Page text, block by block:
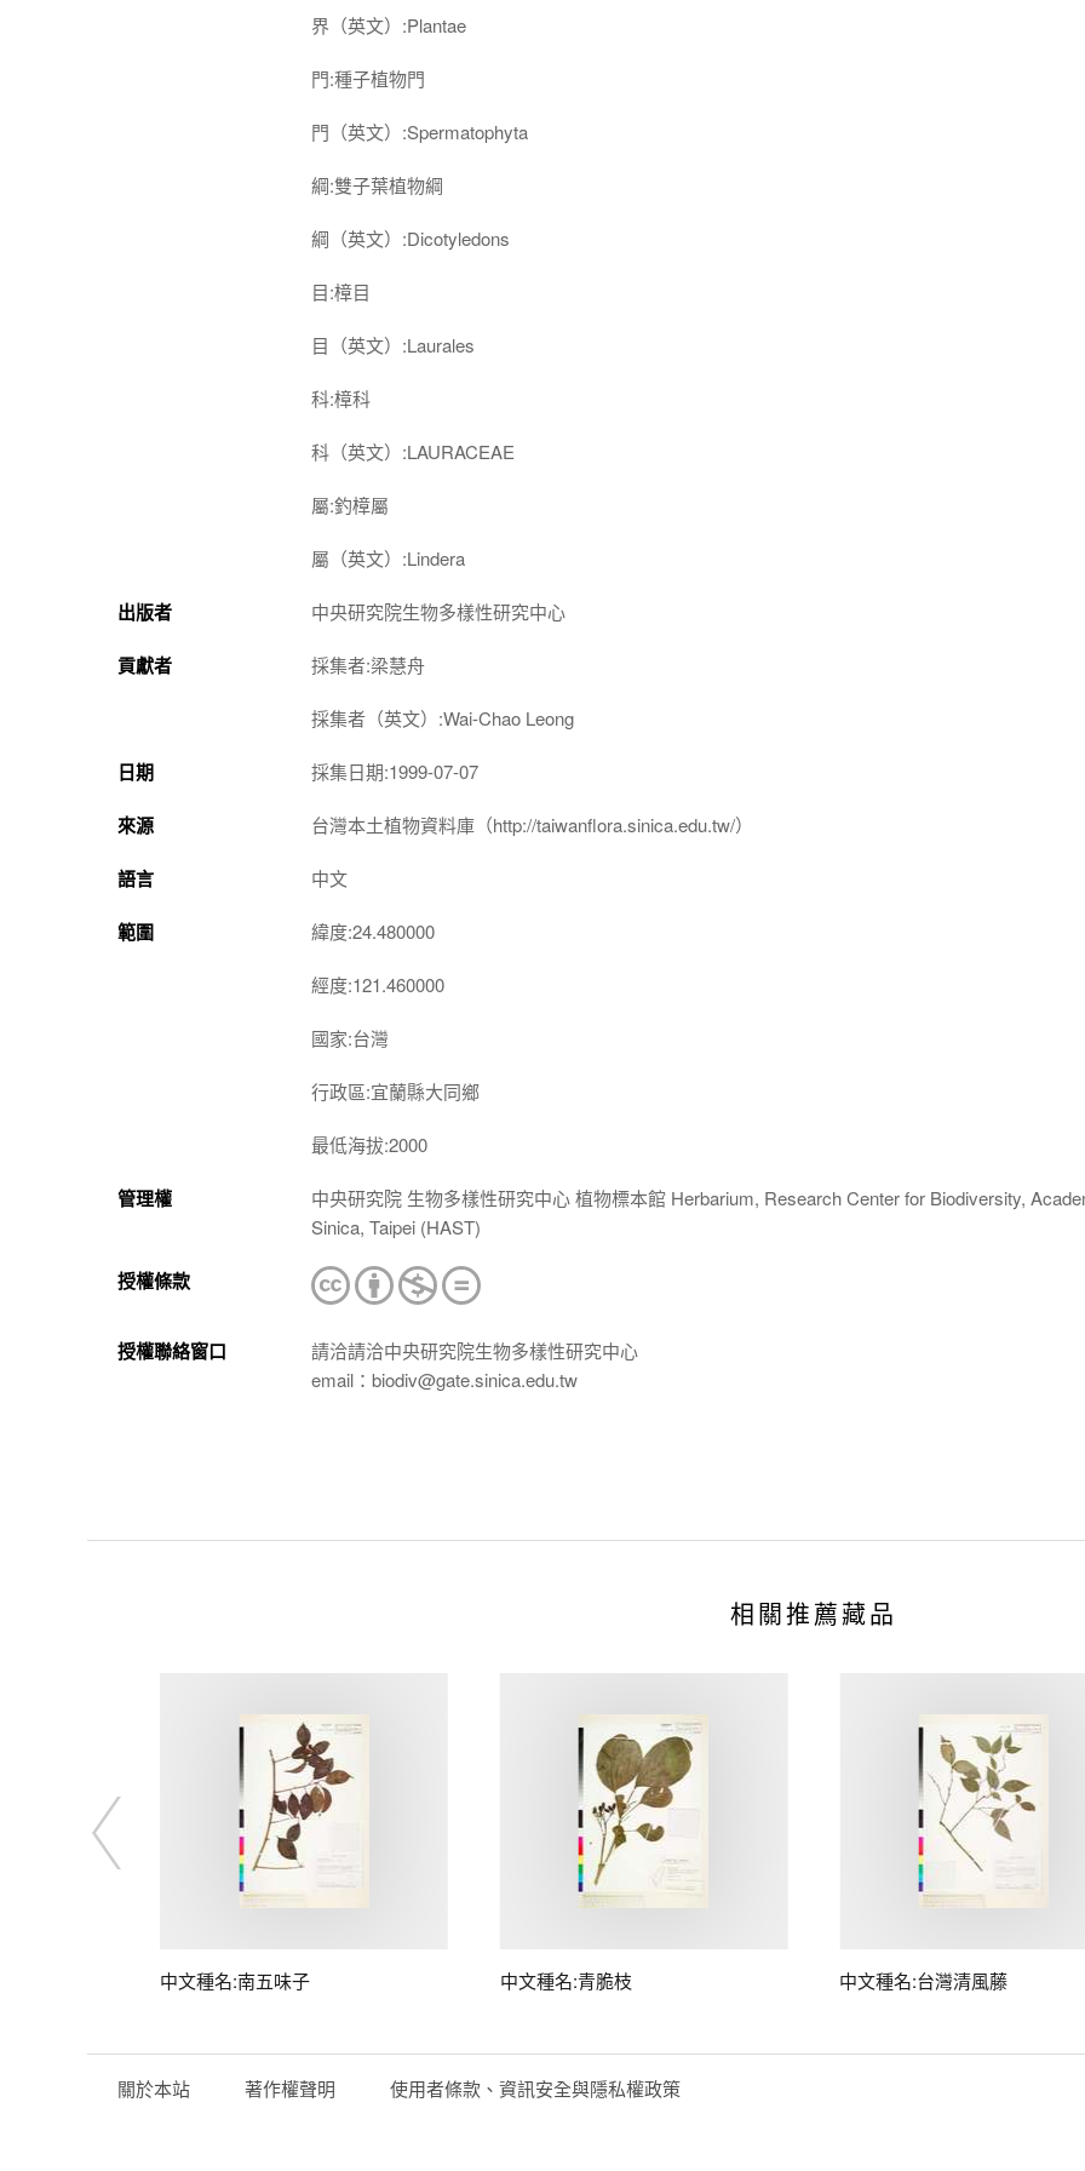
界（英文）:Plantae
門:種子植物門
門（英文）:Spermatophyta
綱:雙子葉植物綱
綱（英文）:Dicotyledons
目:樟目
目（英文）:Laurales
科:樟科
科（英文）:LAURACEAE
屬:釣樟屬
屬（英文）:Lindera
出版者 中央研究院生物多樣性研究中心
貢獻者 採集者:梁慧舟
採集者（英文）:Wai-Chao Leong
日期 採集日期:1999-07-07
來源 台灣本土植物資料庫（http://taiwanflora.sinica.edu.tw/）
語言 中文
範圍 緯度:24.480000
經度:121.460000
國家:台灣
行政區:宜蘭縣大同鄉
最低海拔:2000
管理權
中央研究院 生物多樣性研究中心 植物標本館 Herbarium, Research Center for Biodiversity,
Sinica, Taipei (HAST)
授權條款
授權聯絡窗口
請洽請洽中央研究院生物多樣性研究中心
email：biodiv@gate.sinica.edu.tw
相關推薦藏品
中文種名:南五味子 中文種名:青脆枝 中文種名:台灣清風藤
關於本站 著作權聲明 使用者條款、資訊安全與隱私權政策